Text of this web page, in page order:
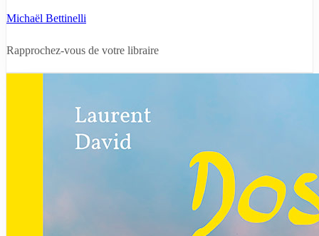
Michaël Bettinelli
Rapprochez-vous de votre libraire